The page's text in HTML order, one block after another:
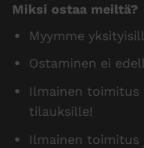
Miksi ostaa meiltä?
Myymme
Ostaminen ei
Ilmainen toimitus
tilauksille!
Ilmainen toimitus